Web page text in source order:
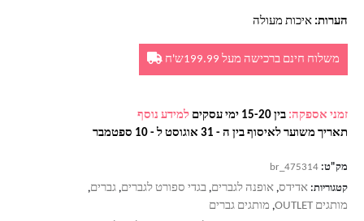
הערות: איכות מעולה
משלוח חינם ברכישה מעל 199.99ש'ח
זמני אספקה: בין 15-20 ימי עסקים
למידע נוסף
תאריך משוער לאיסוף בין ה - 31 אוגוסט ל - 10 ספטמבר
מק"ט: br_475314
קטגוריות: אדידס, אופנה לגברים, בגדי ספורט לגברים, גברים,
מותגים OUTLET , מותגים גברים